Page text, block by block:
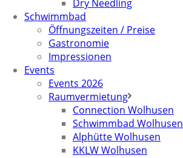
Dry Needling
Schwimmbad
Öffnungszeiten / Preise
Gastronomie
Impressionen
Events
Events 2026
Raumvermietung
Connection Wolhusen
Schwimmbad Wolhusen
Alphütte Wolhusen
KKLW Wolhusen